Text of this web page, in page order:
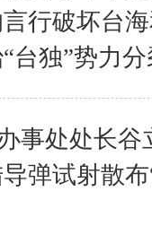
行破坏台
台独”势力
事处处长谷
弹试射散